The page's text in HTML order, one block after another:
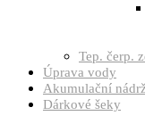
Tep. čerp.
Úprava vody
Akumulační
Dárkové šeky